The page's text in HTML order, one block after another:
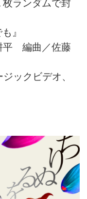
ランダムで封
』
平 編曲／佐藤
ックビデオ、